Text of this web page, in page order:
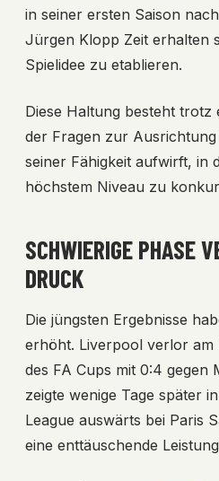
in seiner ersten Saison
Jürgen Klopp Zeit erhalten
Spielidee zu etablieren.
Diese Haltung besteht trotz
der Fragen zur
seiner Fähigkeit aufwirft, in
höchstem Niveau zu
SCHWIERIGE PHASE
DRUCK
Die jüngsten Ergebnisse
erhöht. Liverpool verlor am
des FA Cups mit 0:4 gegen
zeigte wenige Tage später
League auswärts bei Paris
eine enttäuschende